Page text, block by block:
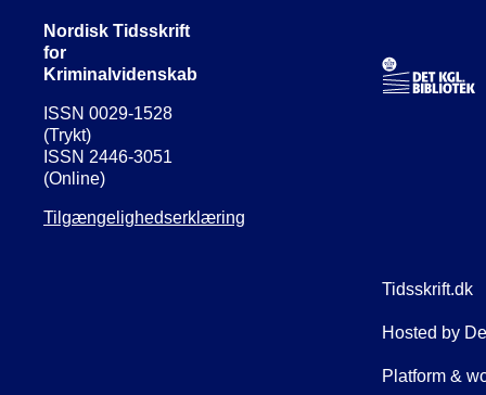
Nordisk Tidsskrift
for
Kriminalvidenskab
ISSN 0029-1528
(Trykt)
ISSN 2446-3051
(Online)
Tilgængelighedserklæring